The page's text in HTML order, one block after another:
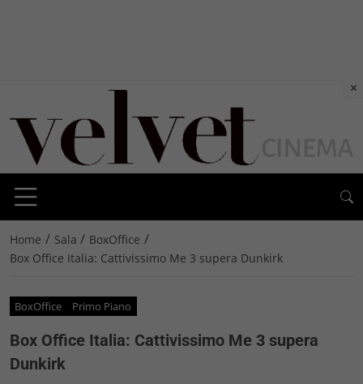
Home / Sala / BoxOffice /
Box Office Italia: Cattivissimo Me 3 supera Dunkirk
BoxOffice Primo Piano
Box Office Italia: Cattivissimo Me 3 supera
Dunkirk
×